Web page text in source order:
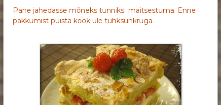
Pane jahedasse mõneks tunniks maitsestuma. Enne
pakkumist puista kook üle tuhksuhkruga.